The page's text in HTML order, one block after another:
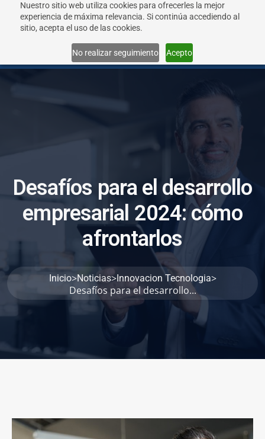
Nuestro sitio web utiliza cookies para ofrecerles la mejor
experiencia de máxima relevancia. Si continúa accediendo al
sitio, acepta el uso de las cookies.
No realizar seguimiento Acepto
Desafíos para e desarrol o
empresaria 2024: cómo
afrontarlos
Inicio>Noticias>Innovacion Tecnologia>
Desafíos para el desarrollo...